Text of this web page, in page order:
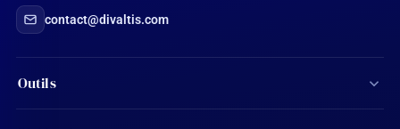
contact@divaltis.com
Outils